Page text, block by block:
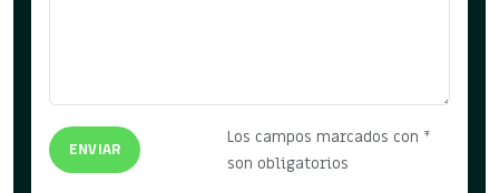
ENVIAR
Los campos marcados con *
son obligatorios